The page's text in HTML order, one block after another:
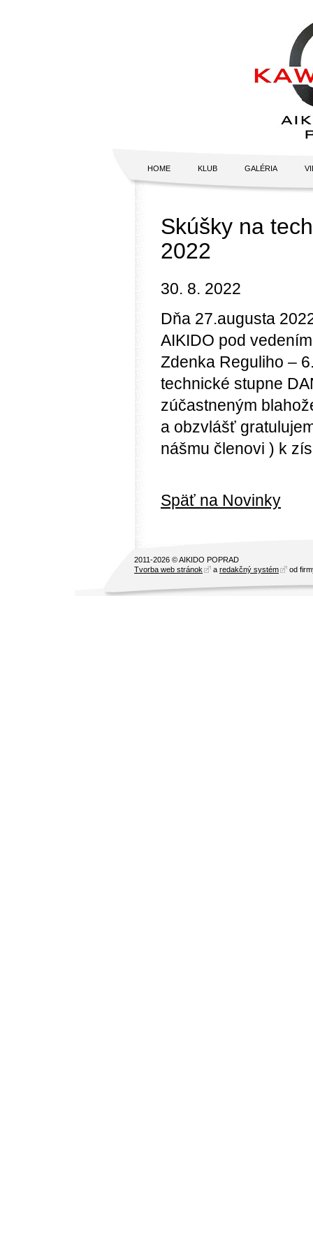
HOME KLUB GALÉRIA
Skúšky na
2022
30. 8. 2022
Dňa 27.augusta
AIKIDO pod
Zdenka Reguliho –
technické stupne
zúčastneným
a obzvlášť
nášmu členovi ) k
Späť na Novinky
2011-2026 © AIKIDO POPRAD
Tvorba web stránok
a redakčný systém od